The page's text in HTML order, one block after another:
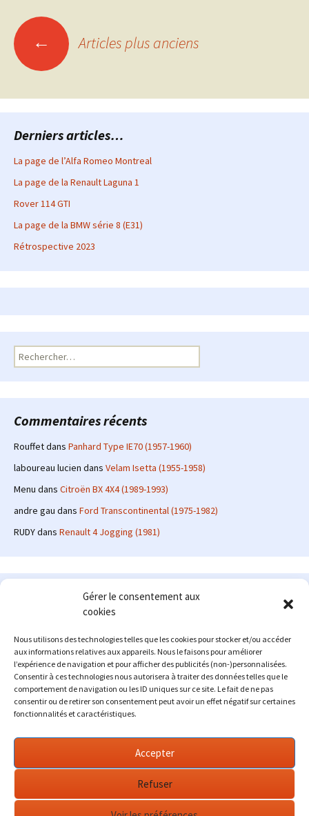
Gérer le consentement aux
cookies
Nous utilisons des technologies telles que les cookies pour stocker et/ou accéder
aux informations relatives aux appareils. Nous le faisons pour améliorer
l’expérience de navigation et pour afficher des publicités (non-)personnalisées.
Consentir à ces technologies nous autorisera à traiter des données telles que le
comportement de navigation ou les ID uniques sur ce site. Le fait de ne pas
consentir ou de retirer son consentement peut avoir un effet négatif sur certaines
fonctionnalités et caractéristiques.
Accepter
Refuser
Navigation
des
articles
← Articles plus anciens
Derniers articles…
La page de l’Alfa Romeo Montreal
La page de la Renault Laguna 1
Rover 114 GTI
La page de la BMW série 8 (E31)
Rétrospective 2023
Rechercher :
Commentaires récents
Rouffetdans Panhard Type IE70 (1957-1960)
laboureau lucien dans Velam Isetta (1955-1958)
Menu dans Citroën BX 4X4 (1989-1993)
andre gau dans Ford Transcontinental (1975-1982)
RUDYdans Renault 4 Jogging (1981)
Le site en quelques mots
: passionné d'automobile ancienne depuis de
nombreuses années, j'ai commencé à partager ma passion sur
internet à partir de 2009 au travers d'un blog qui a connu un relatif
succès. Fin 2013, je décide de prendre mon autonomie et me lancer
avec mon propre site : l'Automobile Ancienne.
Me contacter : alex(at)lautomobileancienne.com